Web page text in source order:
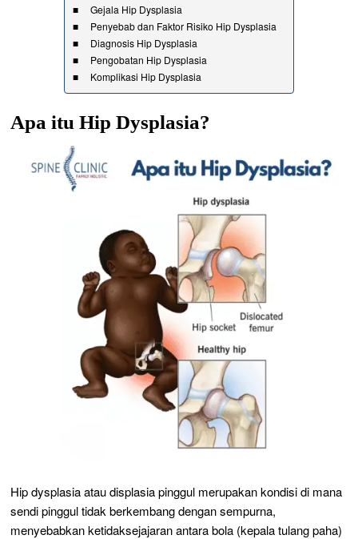
Gejala Hip Dysplasia
Penyebab dan Faktor Risiko Hip Dysplasia
Diagnosis Hip Dysplasia
Pengobatan Hip Dysplasia
Komplikasi Hip Dysplasia
Apa itu Hip Dysplasia?
Hip dysplasia atau displasia pinggul merupakan kondisi di mana
sendi pinggul tidak berkembang dengan sempurna,
menyebabkan ketidaksejajaran antara bola (kepala tulang paha)